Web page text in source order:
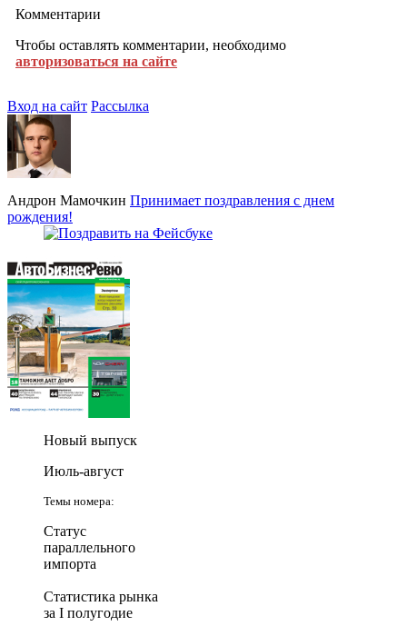
Комментарии
Чтобы оставлять комментарии, необходимо
авторизоваться на сайте
Вход на сайт Рассылка
Андрон Мамочкин Принимает поздравления с днем
рождения!
Новый выпуск
Июль-август
Темы номера:
Статус
параллельного
импорта
Статистика рынка
за I полугодие